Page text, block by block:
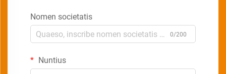
Nomen societatis
0/200
Nuntius